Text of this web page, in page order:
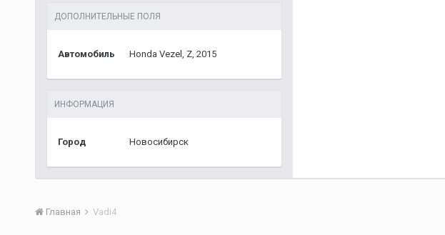
ДОПОЛНИТЕЛЬНЫЕ ПОЛЯ
Автомобиль Honda Vezel, Z, 2015
ИНФОРМАЦИЯ
Город Новосибирск
Главная Vadi4